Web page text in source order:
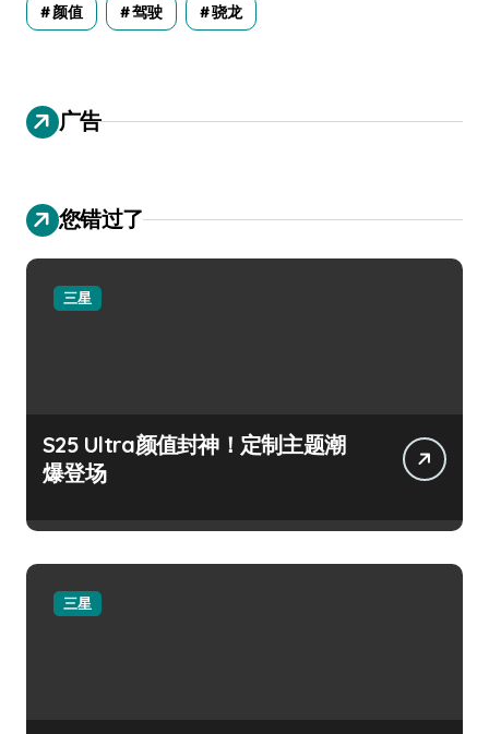
颜值 驾驶 骁龙
广告
您错过了
三星
S25 Ultra颜值封神！定制主题潮
爆登场
三星